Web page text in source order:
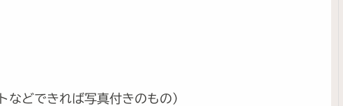
どできれば写真付きのもの）